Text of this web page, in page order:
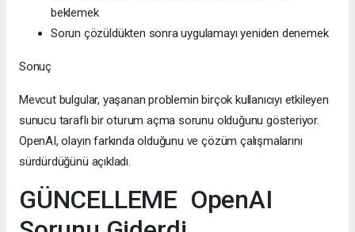
beklemek
Sorun çözüldükten sonra uygulamayı yeniden denemek
Sonuç
Mevcut bulgular, yaşanan problemin birçok kullanıcıyı etkileyen
sunucu taraflı bir oturum açma sorunu olduğunu gösteriyor.
OpenAI, olayın farkında olduğunu ve çözüm çalışmalarını
sürdürdüğünü açıkladı.
GÜNCELLEME OpenAI